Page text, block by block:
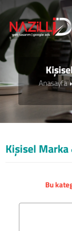
Anasayfa
Kişisel
Bu